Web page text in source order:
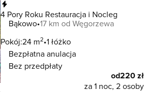
4 Pory Roku Restauracja i Nocleg
Bąkowo 17 km od Węgorzewa
Pokój:24 m2 1 łóżko
Bezpłatna anulacja
Bez przedpłaty
od220 zł
za 1 noc, 2 osoby